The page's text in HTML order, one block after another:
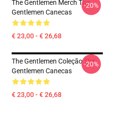
The Gentlemen Merch The
Gentlemen Canecas
€ 23,00 - € 26,68
-20%
The Gentlemen Coleção The
Gentlemen Canecas
€ 23,00 - € 26,68
-20%